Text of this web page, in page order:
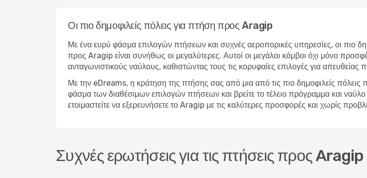
Οι πιο δημοφιλείς πόλεις για πτήση προς Aragip
Με ένα ευρύ φάσμα επιλογών πτήσεων και συχνές αεροπορικές υπηρεσίες, οι πιο
προς Aragip είναι συνήθως οι μεγαλύτερες. Αυτοί οι μεγάλοι κόμβοι όχι μόνο
ανταγωνιστικούς ναύλους, καθιστώντας τους τις κορυφαίες επιλογές για απευθείας
Με την eDreams, η κράτηση της πτήσης σας από μια από τις πιο δημοφιλείς
φάσμα των διαθέσιμων επιλογών πτήσεων και βρείτε το τέλειο πρόγραμμα και ναύλο
ετοιμαστείτε να εξερευνήσετε το Aragip με τις καλύτερες προσφορές και χωρίς
Συχνές ερωτήσεις για τις πτήσεις προς Aragip